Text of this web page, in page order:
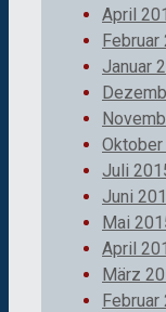
April
Februar
Januar
Juli
Juni
Mai
April
März
Februar